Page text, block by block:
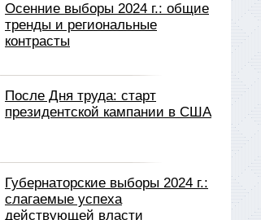
Осенние выборы 2024 г.: общие
тренды и региональные
контрасты
После Дня труда: старт
президентской кампании в США
Губернаторские выборы 2024 г.:
слагаемые успеха
действующей власти